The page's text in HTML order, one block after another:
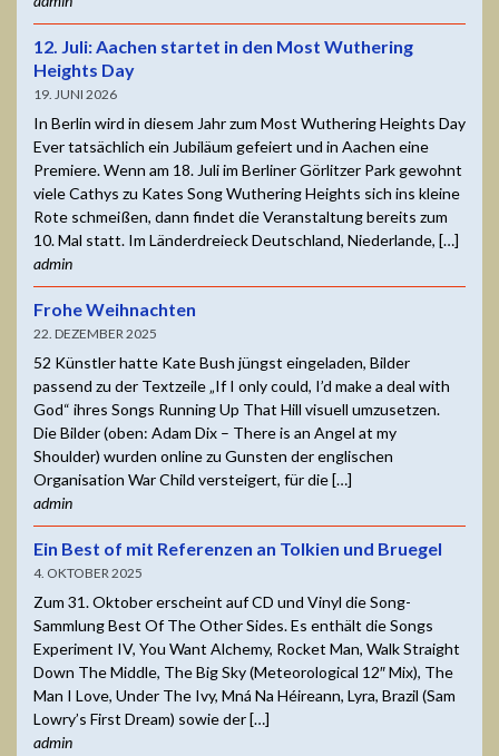
12. Juli: Aachen startet in den Most Wuthering
Heights Day
19. JUNI 2026
In Berlin wird in diesem Jahr zum Most Wuthering Heights Day
Ever tatsächlich ein Jubiläum gefeiert und in Aachen eine
Premiere. Wenn am 18. Juli im Berliner Görlitzer Park gewohnt
viele Cathys zu Kates Song Wuthering Heights sich ins kleine
Rote schmeißen, dann findet die Veranstaltung bereits zum
10. Mal statt. Im Länderdreieck Deutschland, Niederlande, […]
admin
Frohe Weihnachten
22. DEZEMBER 2025
52 Künstler hatte Kate Bush jüngst eingeladen, Bilder
passend zu der Textzeile „If I only could, I’d make a deal with
God“ ihres Songs Running Up That Hill visuell umzusetzen.
Die Bilder (oben: Adam Dix – There is an Angel at my
Shoulder) wurden online zu Gunsten der englischen
Organisation War Child versteigert, für die […]
admin
Ein Best of mit Referenzen an Tolkien und Bruegel
4. OKTOBER 2025
Zum 31. Oktober erscheint auf CD und Vinyl die Song-
Sammlung Best Of The Other Sides. Es enthält die Songs
Experiment IV, You Want Alchemy, Rocket Man, Walk Straight
Down The Middle, The Big Sky (Meteorological 12″ Mix), The
Man I Love, Under The Ivy, Mná Na Héireann, Lyra, Brazil (Sam
Lowry’s First Dream) sowie der […]
admin